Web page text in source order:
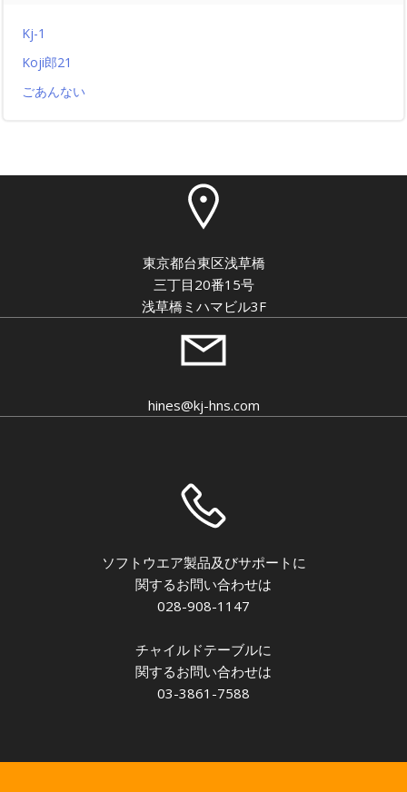
Kj-1
Koji郎21
ごあんない
東京都台東区浅草橋
三丁目20番15号
浅草橋ミハマビル3F
hines@kj-hns.com
ソフトウエア製品及びサポートに
関するお問い合わせは
028-908-1147
チャイルドテーブルに
関するお問い合わせは
03-3861-7588